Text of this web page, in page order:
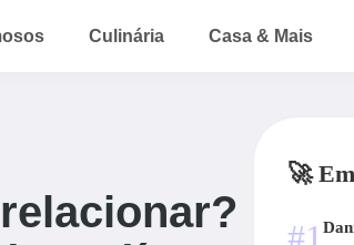
Culinária Casa & Mais
🚀